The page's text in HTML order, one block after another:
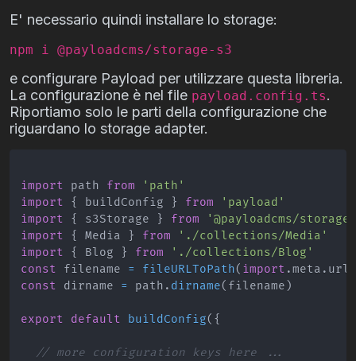
E' necessario quindi installare lo storage:
npm i @payloadcms/storage-s3
e configurare Payload per utilizzare questa libreria.
La configurazione è nel file payload.config.ts.
Riportiamo solo le parti della configurazione che
riguardano lo storage adapter.
import path from
'path'
import
{ buildConfig } from
'payload'
import
{ s3Storage } from
'@payloadcms/
import
{ Media } from
'./collections/Media'
import
{ Blog } from
'./collections/Blog'
const filename = fileURLToPath( import .meta . url
const dirname = path . dirname( filename )
export default buildConfig( {
// more configuration keys here ...